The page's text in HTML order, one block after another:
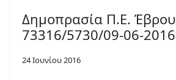
Δημοπρασία Π.Ε. Έβρου
73316/5730/09-06-2016
24 Ιουνίου 2016